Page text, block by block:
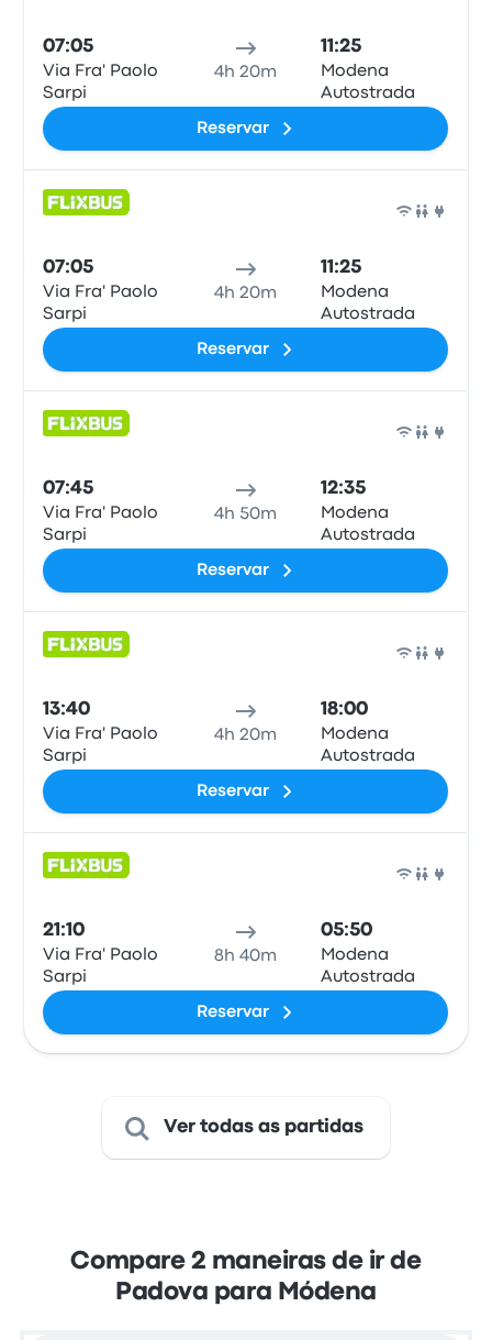
07:05
Via Fra' Paolo
Sarpi
4h 20m
11:25
Modena
Autostrada
Reservar
07:05
Via Fra' Paolo
Sarpi
4h 20m
11:25
Modena
Autostrada
Reservar
07:45
Via Fra' Paolo
Sarpi
4h 50m
12:35
Modena
Autostrada
Reservar
13:40
Via Fra' Paolo
Sarpi
4h 20m
18:00
Modena
Autostrada
Reservar
21:10
Via Fra' Paolo
Sarpi
8h 40m
05:50
Modena
Autostrada
Reservar
Ver todas as partidas
Compare 2 maneiras de ir de
Padova para Módena